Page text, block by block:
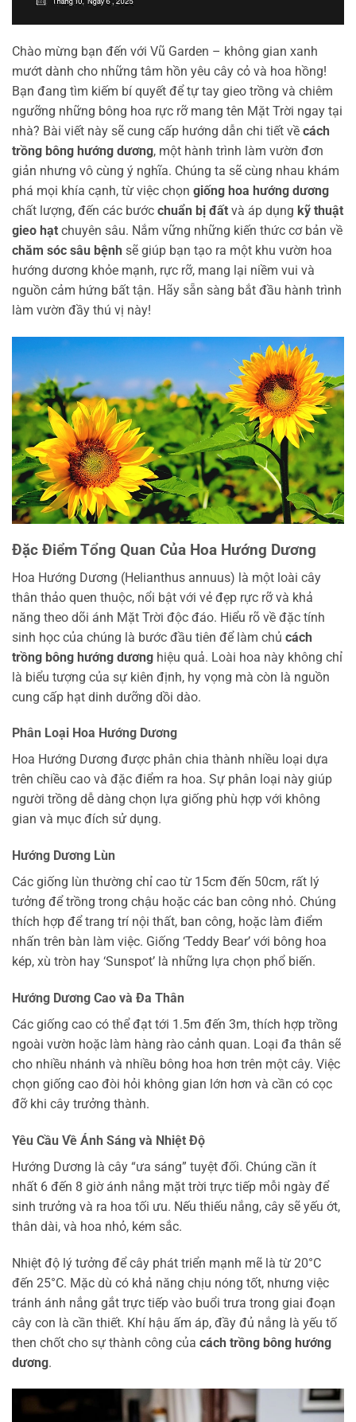
Chào mừng bạn đến với Vũ Garden – không gian xanh
mướt dành cho những tâm hồn yêu cây cỏ và hoa hồng!
Bạn đang tìm kiếm bí quyết để tự tay gieo trồng và chiêm
ngưỡng những bông hoa rực rỡ mang tên Mặt Trời ngay tại
nhà? Bài viết này sẽ cung cấp hướng dẫn chi tiết về cách
trồng bông hướng dương, một hành trình làm vườn đơn
giản nhưng vô cùng ý nghĩa. Chúng ta sẽ cùng nhau khám
phá mọi khía cạnh, từ việc chọn giống hoa hướng dương
chất lượng, đến các bước chuẩn bị đất và áp dụng kỹ thuật
gieo hạt chuyên sâu. Nắm vững những kiến thức cơ bản về
chăm sóc sâu bệnh sẽ giúp bạn tạo ra một khu vườn hoa
hướng dương khỏe mạnh, rực rỡ, mang lại niềm vui và
nguồn cảm hứng bất tận. Hãy sẵn sàng bắt đầu hành trình
làm vườn đầy thú vị này!
Đặc Điểm Tổng Quan Của Hoa Hướng Dương
Hoa Hướng Dương (Helianthus annuus) là một loài cây
thân thảo quen thuộc, nổi bật với vẻ đẹp rực rỡ và khả
năng theo dõi ánh Mặt Trời độc đáo. Hiểu rõ về đặc tính
sinh học của chúng là bước đầu tiên để làm chủ cách
trồng bông hướng dương hiệu quả. Loài hoa này không chỉ
là biểu tượng của sự kiên định, hy vọng mà còn là nguồn
cung cấp hạt dinh dưỡng dồi dào.
Phân Loại Hoa Hướng Dương
Hoa Hướng Dương được phân chia thành nhiều loại dựa
trên chiều cao và đặc điểm ra hoa. Sự phân loại này giúp
người trồng dễ dàng chọn lựa giống phù hợp với không
gian và mục đích sử dụng.
Hướng Dương Lùn
Các giống lùn thường chỉ cao từ 15cm đến 50cm, rất lý
tưởng để trồng trong chậu hoặc các ban công nhỏ. Chúng
thích hợp để trang trí nội thất, ban công, hoặc làm điểm
nhấn trên bàn làm việc. Giống ‘Teddy Bear’ với bông hoa
kép, xù tròn hay ‘Sunspot’ là những lựa chọn phổ biến.
Hướng Dương Cao và Đa Thân
Các giống cao có thể đạt tới 1.5m đến 3m, thích hợp trồng
ngoài vườn hoặc làm hàng rào cảnh quan. Loại đa thân sẽ
cho nhiều nhánh và nhiều bông hoa hơn trên một cây. Việc
chọn giống cao đòi hỏi không gian lớn hơn và cần có cọc
đỡ khi cây trưởng thành.
Yêu Cầu Về Ánh Sáng và Nhiệt Độ
Hướng Dương là cây “ưa sáng” tuyệt đối. Chúng cần ít
nhất 6 đến 8 giờ ánh nắng mặt trời trực tiếp mỗi ngày để
sinh trưởng và ra hoa tối ưu. Nếu thiếu nắng, cây sẽ yếu ớt,
thân dài, và hoa nhỏ, kém sắc.
Nhiệt độ lý tưởng để cây phát triển mạnh mẽ là từ 20°C
đến 25°C. Mặc dù có khả năng chịu nóng tốt, nhưng việc
tránh ánh nắng gắt trực tiếp vào buổi trưa trong giai đoạn
cây con là cần thiết. Khí hậu ấm áp, đầy đủ nắng là yếu tố
then chốt cho sự thành công của cách trồng bông hướng
dương.